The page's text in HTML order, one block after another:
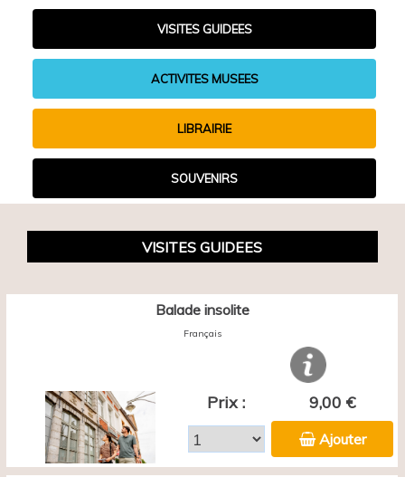
VISITES GUIDEES
ACTIVITES MUSEES
LIBRAIRIE
SOUVENIRS
VISITES GUIDEES
Balade insolite
Français
Prix : 9,00 €
Ajouter